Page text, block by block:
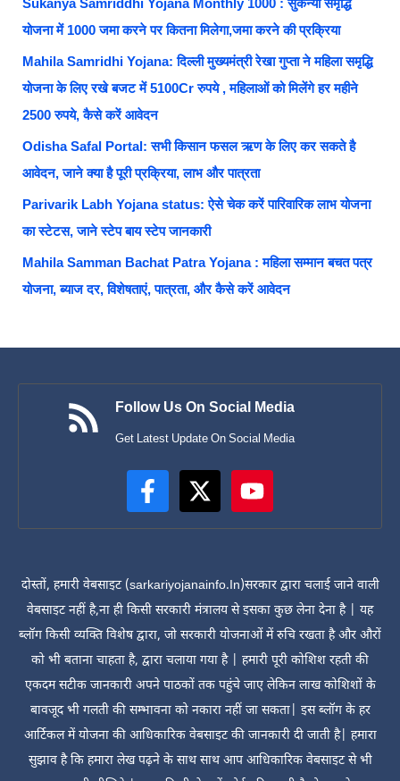
Sukanya Samriddhi Yojana Monthly 1000 : सुकन्या समृद्धि
योजना में 1000 जमा करने पर कितना मिलेगा,जमा करने की प्रक्रिया
Mahila Samridhi Yojana: दिल्ली मुख्यमंत्री रेखा गुप्ता ने महिला समृद्धि
योजना के लिए रखे बजट में 5100Cr रुपये , महिलाओं को मिलेंगे हर महीने
2500 रुपये, कैसे करें आवेदन
Odisha Safal Portal: सभी किसान फसल ऋण के लिए कर सकते है
आवेदन, जाने क्या है पूरी प्रक्रिया, लाभ और पात्रता
Parivarik Labh Yojana status: ऐसे चेक करें पारिवारिक लाभ योजना
का स्टेटस, जाने स्टेप बाय स्टेप जानकारी
Mahila Samman Bachat Patra Yojana : महिला सम्मान बचत पत्र
योजना, ब्याज दर, विशेषताएं, पात्रता, और कैसे करें आवेदन
Follow Us On Social Media
Get Latest Update On Social Media
दोस्तों, हमारी वेबसाइट (sarkariyojanainfo.In)सरकार द्वारा चलाई जाने वाली
वेबसाइट नहीं है,ना ही किसी सरकारी मंत्रालय से इसका कुछ लेना देना है | यह
ब्लॉग किसी व्यक्ति विशेष द्वारा, जो सरकारी योजनाओं में रुचि रखता है और औरों
को भी बताना चाहता है, द्वारा चलाया गया है | हमारी पूरी कोशिश रहती की
एकदम सटीक जानकारी अपने पाठकों तक पहुंचे जाए लेकिन लाख कोशिशों के
बावजूद भी गलती की सम्भावना को नकारा नहीं जा सकता| इस ब्लॉग के हर
आर्टिकल में योजना की आधिकारिक वेबसाइट की जानकारी दी जाती है| हमारा
सुझाव है कि हमारा लेख पढ़ने के साथ साथ आप आधिकारिक वेबसाइट से भी